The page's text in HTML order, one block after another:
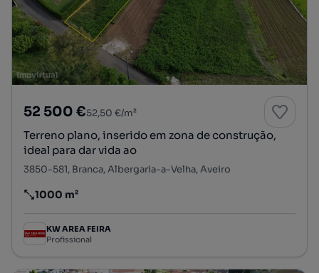
52 500 €52,50 €/m²
Terreno plano, inserido em zona de construção,
ideal para dar vida ao
3850-581, Branca, Albergaria-a-Velha, Aveiro
Preço por metro quadrado
1000 m²
KW AREA FEIRA
Profissional